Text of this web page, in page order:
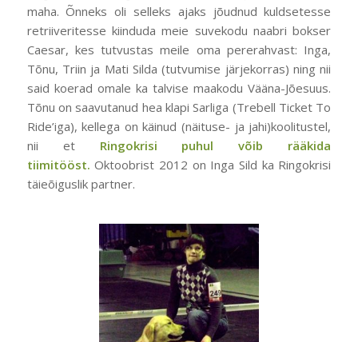
maha. Õnneks oli selleks ajaks jõudnud kuldsetesse
retriiveritesse kiinduda meie suvekodu naabri bokser
Caesar, kes tutvustas meile oma pererahvast: Inga,
Tõnu, Triin ja Mati Silda (tutvumise järjekorras) ning nii
said koerad omale ka talvise maakodu Vääna-Jõesuus.
Tõnu on saavutanud hea klapi Sarliga (Trebell Ticket To
Ride’iga), kellega on käinud (näituse- ja jahi)koolitustel,
nii et Ringokrisi puhul võib rääkida
tiimitööst.Oktoobrist 2012 on Inga Sild ka Ringokrisi
täieõiguslik partner.